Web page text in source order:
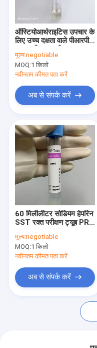
उत्पाद
हमारे बारे में
फैक्टरी यात्रा
गुणवत्ता नियंत्रण
एक बोली का अनुरोध
एसएसटी रक्त परीक्षण ट्यूब
ऑस्टियोआर्थराइटिस उपचार के
लिए उच्च दक्षता वाले पीआरपी
मूल्य:negotiable
MOQ:1 किलो
नवीनतम कीमत पता करें
अब से संपर्क करें
60 मिलीलीटर सोडियम हेपरिन
SST रक्त परीक्षण ट्यूब PRP
मूल्य:negotiable
MOQ:1 किलो
नवीनतम कीमत पता करें
अब से संपर्क करें